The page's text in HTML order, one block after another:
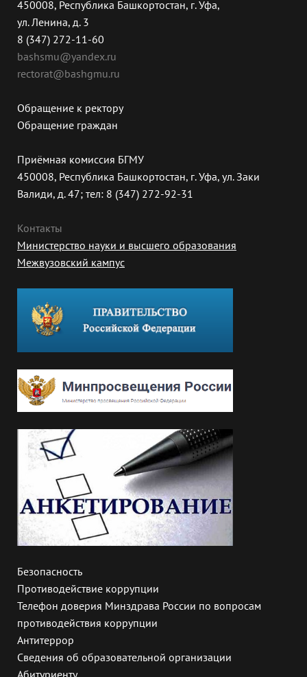
450008, Республика Башкортостан, г. Уфа,
ул. Ленина, д. 3
8 (347) 272-11-60
bashsmu@yandex.ru
rectorat@bashgmu.ru
Обращение к ректору
Обращение граждан
Приёмная комиссия БГМУ
450008, Республика Башкортостан, г. Уфа, ул. Заки
Валиди, д. 47; тел: 8 (347) 272-92-31
Контакты
Министерство науки и высшего образования
Межвузовский кампус
Безопасность
Противодействие коррупции
Телефон доверия Минздрава России по вопросам
противодействия коррупции
Антитеррор
Сведения об образовательной организации